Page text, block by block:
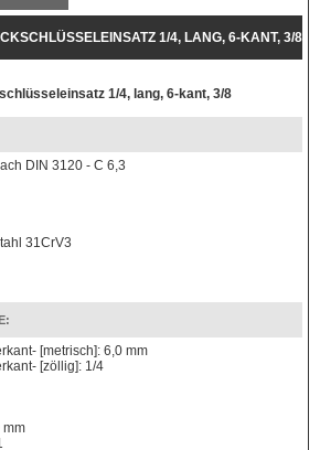
1/4, LANG, 6-KANT, 3/8
1/4, lang, 6-kant, 3/8
DIN 3120 - C 6,3
31CrV3
[metrisch]: 6,0 mm
[zöllig]: 1/4
mm